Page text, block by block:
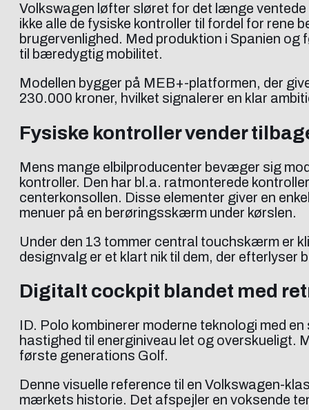
Volkswagen løfter sløret for det længe ventede
ikke alle de fysiske kontroller til fordel for rene
brugervenlighed. Med produktion i Spanien
til bæredygtig mobilitet.
Modellen bygger på MEB+-platformen, der
230.000 kroner, hvilket signalerer en klar
Fysiske kontroller vender
Mens mange elbilproducenter bevæger sig
kontroller. Den har bl.a. ratmonterede
centerkonsollen. Disse elementer giver en
menuer på en berøringsskærm under kørslen.
Under den 13 tommer central touchskærm er
designvalg er et klart nik til dem, der efterlyser
Digitalt cockpit blandet med
ID. Polo kombinerer moderne teknologi med
hastighed til energiniveau let og overskueligt.
første generations Golf.
Denne visuelle reference til en Volkswagen-
mærkets historie. Det afspejler en voksende